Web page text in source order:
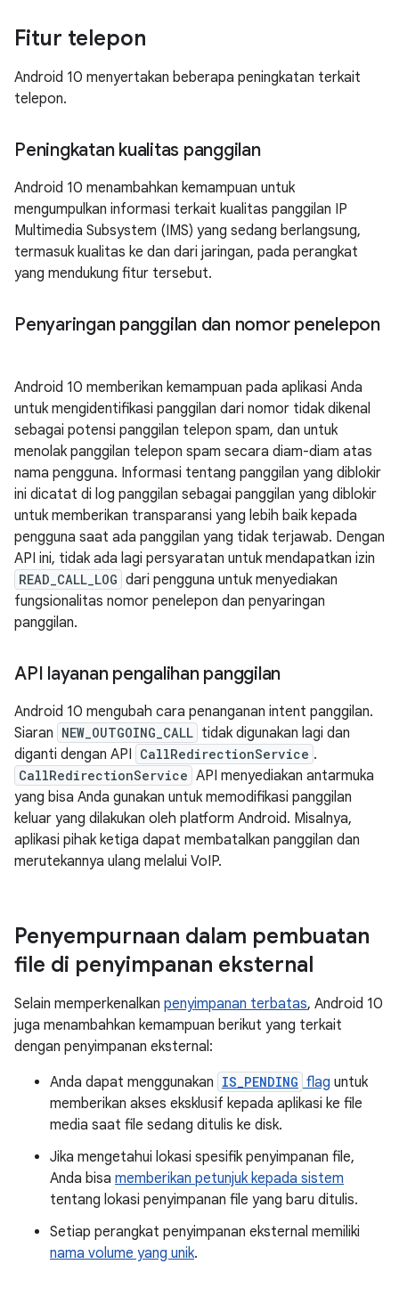
Fitur telepon
Android 10 menyertakan beberapa peningkatan terkait
telepon.
Peningkatan kualitas panggilan
Android 10 menambahkan kemampuan untuk
mengumpulkan informasi terkait kualitas panggilan IP
Multimedia Subsystem (IMS) yang sedang berlangsung,
termasuk kualitas ke dan dari jaringan, pada perangkat
yang mendukung fitur tersebut.
Penyaringan panggilan dan nomor penelepon
Android 10 memberikan kemampuan pada aplikasi Anda
untuk mengidentifikasi panggilan dari nomor tidak dikenal
sebagai potensi panggilan telepon spam, dan untuk
menolak panggilan telepon spam secara diam-diam atas
nama pengguna. Informasi tentang panggilan yang diblokir
ini dicatat di log panggilan sebagai panggilan yang diblokir
untuk memberikan transparansi yang lebih baik kepada
pengguna saat ada panggilan yang tidak terjawab. Dengan
API ini, tidak ada lagi persyaratan untuk mendapatkan izin
READ_CALL_LOG dari pengguna untuk menyediakan
fungsionalitas nomor penelepon dan penyaringan
panggilan.
API layanan pengalihan panggilan
Android 10 mengubah cara penanganan intent panggilan.
Siaran NEW_OUTGOING_CALL tidak digunakan lagi dan
diganti dengan API CallRedirectionService .
CallRedirectionService API menyediakan antarmuka
yang bisa Anda gunakan untuk memodifikasi panggilan
keluar yang dilakukan oleh platform Android. Misalnya,
aplikasi pihak ketiga dapat membatalkan panggilan dan
merutekannya ulang melalui VoIP.
Penyempurnaan dalam pembuatan
file di penyimpanan eksternal
Selain memperkenalkan penyimpanan terbatas, Android 10
juga menambahkan kemampuan berikut yang terkait
dengan penyimpanan eksternal:
Anda dapat menggunakan IS_PENDING flag untuk
memberikan akses eksklusif kepada aplikasi ke file
media saat file sedang ditulis ke disk.
Jika mengetahui lokasi spesifik penyimpanan file,
Anda bisa memberikan petunjuk kepada sistem
tentang lokasi penyimpanan file yang baru ditulis.
Setiap perangkat penyimpanan eksternal memiliki
nama volume yang unik.